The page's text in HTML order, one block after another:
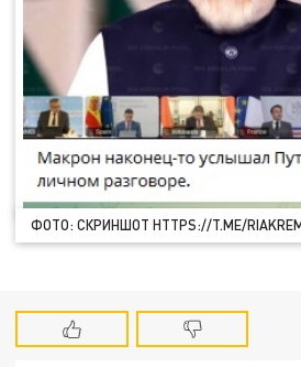
ФОТО: СКРИНШОТ HTTPS://T.ME/